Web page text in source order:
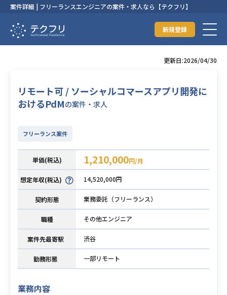
案件詳細 | フリーランスエンジニアの案件・求人なら【テクフリ】
新規登録
更新日:2026/04/30
リモート可 / ソーシャルコマースアプリ開発に
おけるPdMの案件・求人
フリーランス案件
単価(税込) 1,210,000円/月
想定年収(税込) 14,520,000円
契約形態 業務委託（フリーランス）
職種 その他エンジニア
案件先最寄駅 渋谷
勤務形態 一部リモート
業務内容